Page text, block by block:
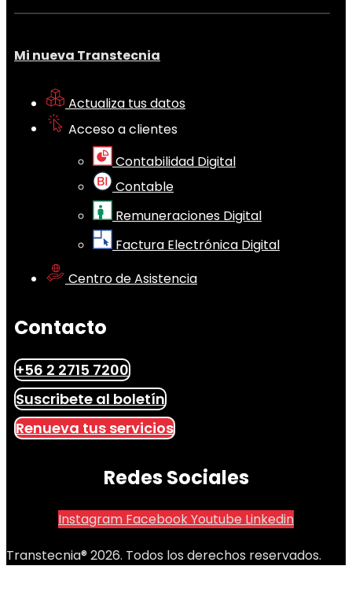
Mi nueva Transtecnia
Actualiza tus datos
Acceso a clientes
Contabilidad Digital
Contable
Remuneraciones Digital
Factura Electrónica Digital
Centro de Asistencia
Contacto
+56 2 2715 7200
Suscribete al boletín
Renueva tus servicios
Redes Sociales
Instagram FacebookYoutube Linkedin
Transtecnia® 2026. Todos los derechos reservados.